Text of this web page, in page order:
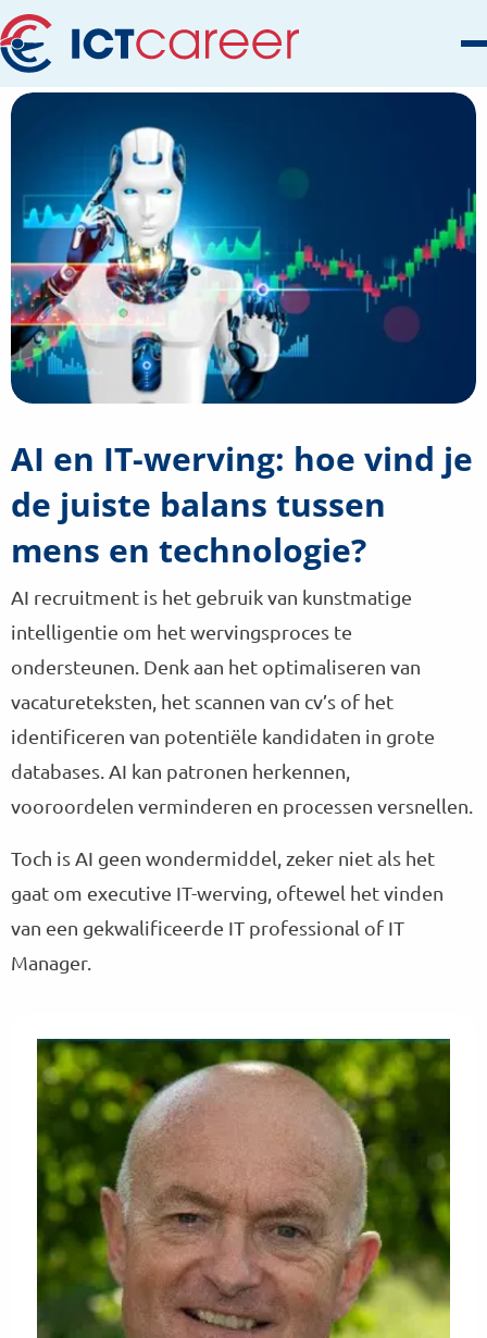
AI en IT-werving: hoe vind je
de juiste balans tussen
mens en technologie?
AI recruitment is het gebruik van kunstmatige
intelligentie om het wervingsproces te
ondersteunen. Denk aan het optimaliseren van
vacatureteksten, het scannen van cv’s of het
identificeren van potentiële kandidaten in grote
databases. AI kan patronen herkennen,
vooroordelen verminderen en processen versnellen.
Toch is AI geen wondermiddel, zeker niet als het
gaat om executive IT-werving, oftewel het vinden
van een gekwalificeerde IT professional of IT
Manager.